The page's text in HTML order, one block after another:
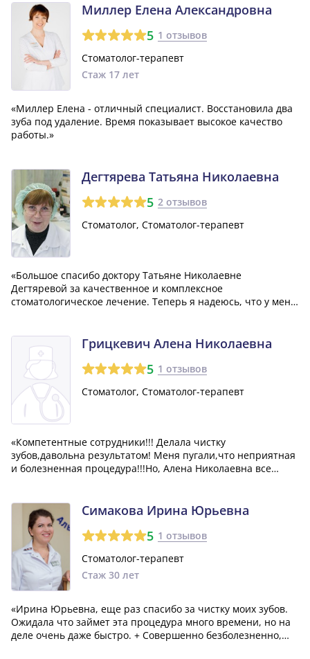
что я забыл о том, что...»Миллер Елена Александровна
5 1 отзывов
Стоматолог-терапевт
Стаж 17 лет
«Миллер Елена - отличный специалист. Восстановила два
зуба под удаление. Время показывает высокое качество
работы.»
Дегтярева Татьяна Николаевна
5 2 отзывов
Стоматолог, Стоматолог-терапевт
«Большое спасибо доктору Татьяне Николаевне
Дегтяревой за качественное и комплексное
стоматологическое лечение. Теперь я надеюсь, что у меня
быстро и по приемлемой цене.»
Грицкевич Алена Николаевна
5 1 отзывов
Стоматолог, Стоматолог-терапевт
«Компетентные сотрудники!!! Делала чистку
зубов,давольна результатом! Меня пугали,что неприятная
и болезненная процедура!!!Но, Алена Николаевна все
опытный врач!!! Сделала подарочек !) очень приятно...»
Симакова Ирина Юрьевна
5 1 отзывов
Стоматолог-терапевт
Стаж 30 лет
«Ирина Юрьевна, еще раз спасибо за чистку моих зубов.
Ожидала что займет эта процедура много времени, но на
деле очень даже быстро. + Совершенно безболезненно,